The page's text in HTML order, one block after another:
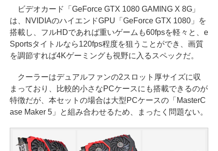
ビデオカード「GeForce GTX 1080 GAMING X 8G」
は、NVIDIAのハイエンドGPU「GeForce GTX 1080」を
搭載し、フルHDであれば重いゲームも60fpsを軽々と、e
Sportsタイトルなら120fps程度を狙うことができ、画質
を調節すれば4Kゲーミングも視野に入るスペックだ。
クーラーはデュアルファンの2スロット厚サイズに収
まっており、比較的小さなPCケースにも搭載できるのが
特徴だが、本セットの場合は大型PCケースの「MasterC
ase Maker 5」と組み合わせるため、まったく問題ない。